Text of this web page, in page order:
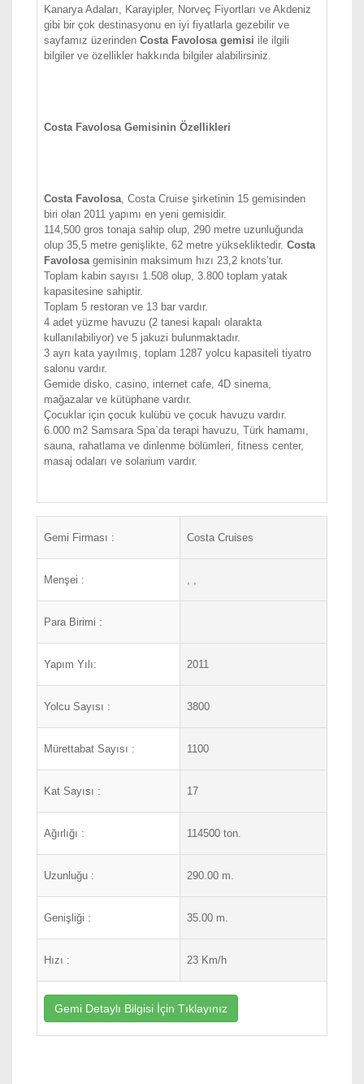
Kanarya Adaları, Karayipler, Norveç Fiyortları ve Akdeniz
gibi bir çok destinasyonu en iyi fiyatlarla gezebilir ve
sayfamız üzerinden Costa Favolosa gemisi ile ilgili
bilgiler ve özellikler hakkında bilgiler alabilirsiniz.
Costa Favolosa Gemisinin Özellikleri
Costa Favolosa , Costa Cruise şirketinin 15 gemisinden
biri olan 2011 yapımı en yeni gemisidir.
114,500 gros tonaja sahip olup, 290 metre uzunluğunda
olup 35,5 metre genişlikte, 62 metre yüksekliktedir. Costa
Favolosa gemisinin maksimum hızı 23,2 knots’tur.
Toplam kabin sayısı 1.508 olup, 3.800 toplam yatak
kapasitesine sahiptir.
Toplam 5 restoran ve 13 bar vardır.
4 adet yüzme havuzu (2 tanesi kapalı olarakta
kullanılabiliyor) ve 5 jakuzi bulunmaktadır.
3 ayrı kata yayılmış, toplam 1287 yolcu kapasiteli tiyatro
salonu vardır.
Gemide disko, casino, internet cafe, 4D sinema,
mağazalar ve kütüphane vardır.
Çocuklar için çocuk kulübü ve çocuk havuzu vardır.
6.000 m2 Samsara Spa`da terapi havuzu, Türk hamamı,
sauna, rahatlama ve dinlenme bölümleri, fitness center,
masaj odaları ve solarium vardır.
Gemi Firması : Costa Cruises
Menşei :
Para Birimi :
Yapım Yılı: 2011
Yolcu Sayısı : 3800
Mürettabat Sayısı : 1100
Kat Sayısı : 17
Ağırlığı : 114500 ton.
Uzunluğu : 290.00 m.
Genişliği : 35.00 m.
Hızı : 23 Km/h
Gemi Detaylı Bilgisi İçin Tıklayınız